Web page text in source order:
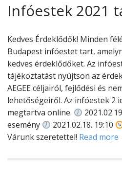
Infóestek 2021
Kedves Érdeklődők! Minden
Budapest infóestet tart,
kedves érdeklődőket. Az
tájékoztatást nyújtson az
AEGEE céljairól, fejlődési és
lehetőségeiről. Az infóestek 2
megtartva online.
esemény
2021.02.18. 19:10
Várunk szeretettel! Read more